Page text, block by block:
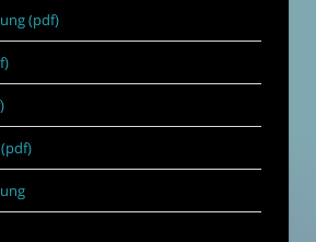
(pdf)